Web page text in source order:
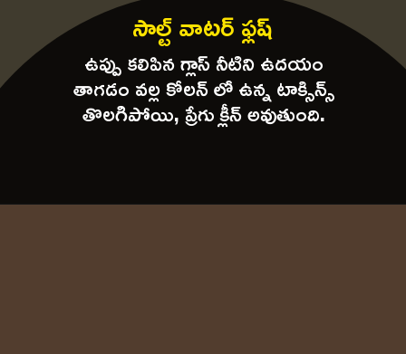
సాల్ట్ వాటర్ ఫ్లష్
ఉప్పు కలిపిన గ్లాస్ నీటిని ఉదయం
తాగడం వల్ల కోలన్ లో ఉన్న టాక్సిన్స్
తొలగిపోయి, ప్రేగు క్లీన్ అవుతుంది.